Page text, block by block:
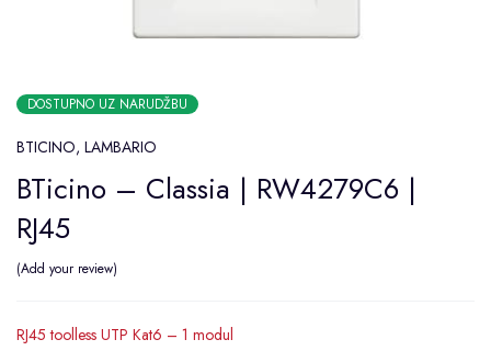
DOSTUPNO UZ NARUDŽBU
BTICINO, LAMBARIO
BTicino – Classia | RW4279C6 |
RJ45
Add your review
RJ45 toolless UTP Kat6 – 1 modul